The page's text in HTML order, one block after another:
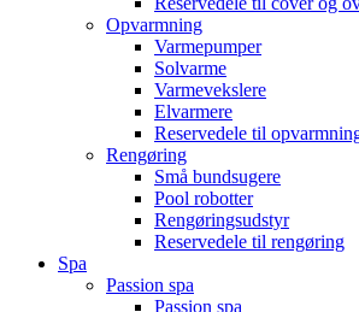
Opvarmning
Varmepumper
Solvarme
Varmevekslere
Elvarmere
Reservedele til
Rengøring
Små bundsugere
Pool robotter
Rengøringsudstyr
Reservedele til rengøring
Spa
Passion spa
Passion spa